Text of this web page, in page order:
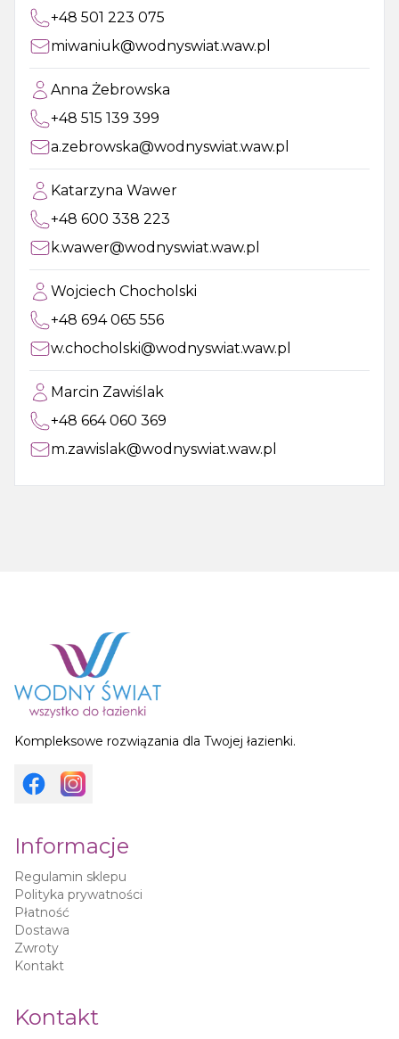
+48 501 223 075
miwaniuk@wodnyswiat.waw.pl
Anna Żebrowska
+48 515 139 399
a.zebrowska@wodnyswiat.waw.pl
Katarzyna Wawer
+48 600 338 223
k.wawer@wodnyswiat.waw.pl
Wojciech Chocholski
+48 694 065 556
w.chocholski@wodnyswiat.waw.pl
Marcin Zawiślak
+48 664 060 369
m.zawislak@wodnyswiat.waw.pl
Kompleksowe rozwiązania dla Twojej łazienki.
Informacje
Regulamin sklepu
Polityka prywatności
Płatność
Dostawa
Zwroty
Kontakt
Kontakt